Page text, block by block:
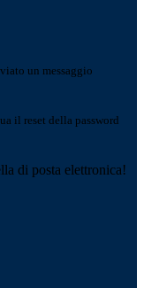
un messaggio
il reset della password
di posta elettronica!